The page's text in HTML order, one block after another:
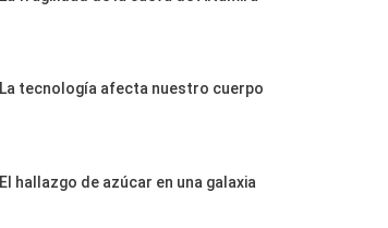
La tecnología afecta nuestro cuerpo
El hallazgo de azúcar en una galaxia